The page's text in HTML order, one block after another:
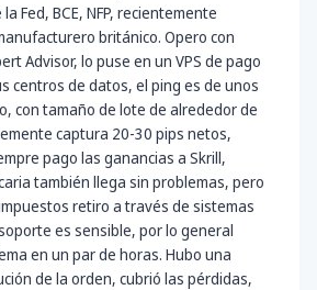
Fed, BCE, NFP, recientemente
británico. Opero con
Advisor, lo puse en un VPS de pago
centros de datos, el ping es de unos
con tamaño de lote de alrededor de
captura 20-30 pips netos,
pago las ganancias a Skrill,
también llega sin problemas, pero
retiro a través de sistemas
es sensible, por lo general
en un par de horas. Hubo una
de la orden, cubrió las pérdidas,